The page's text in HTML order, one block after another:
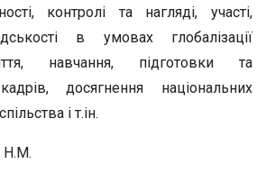
контролі та нагляді, участі,
в умовах глобалізації
навчання, підготовки та
досягнення національних
і т.ін.
Н.М.